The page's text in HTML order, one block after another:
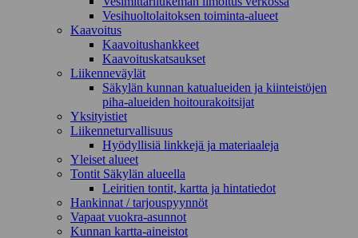
Vesihuoltolaitoksen toiminta-alueet
Kaavoitus
Kaavoitushankkeet
Kaavoituskatsaukset
Liikenneväylät
Säkylän kunnan katualueiden ja kiinteistöjen
piha-alueiden hoitourakoitsijat
Yksityistiet
Liikenneturvallisuus
Hyödyllisiä linkkejä ja materiaaleja
Yleiset alueet
Tontit Säkylän alueella
Leiritien tontit, kartta ja hintatiedot
Hankinnat / tarjouspyynnöt
Vapaat vuokra-asunnot
Kunnan kartta-aineistot